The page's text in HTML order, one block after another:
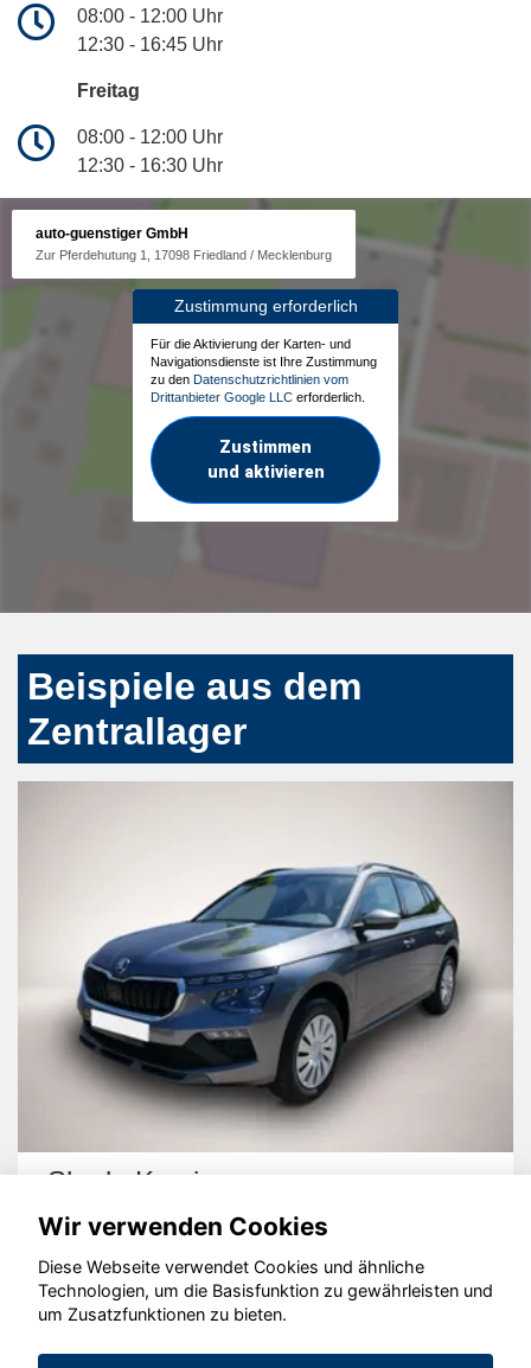
08:00 - 12:00 Uhr
12:30 - 16:45 Uhr
Freitag
08:00 - 12:00 Uhr
12:30 - 16:30 Uhr
auto-guenstiger GmbH
Zur Pferdehutung 1, 17098 Friedland / Mecklenburg
Zustimmung erforderlich
Für die Aktivierung der Karten- und
Navigationsdienste ist Ihre Zustimmung
zu den Datenschutzrichtlinien vom
Drittanbieter Google LLC erforderlich.
Zustimmen
und aktivieren
Beispiele aus dem
Zentrallager
Skoda Kamiq
© konjunkturmotor.de GmbH 2020 - 2026
Wir verwenden Cookies
Diese Webseite verwendet Cookies und ähnliche
Technologien, um die Basisfunktion zu gewährleisten und
um Zusatzfunktionen zu bieten.